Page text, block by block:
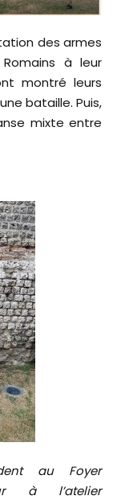
des armes
à leur
montré leurs
bataille. Puis,
mixte entre
au Foyer
à l’atelier